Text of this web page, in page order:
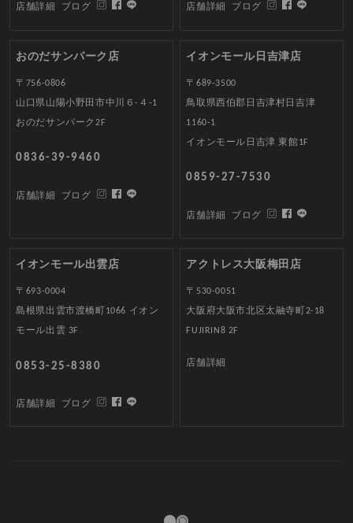
店舗詳細 ブログ 店舗詳細 ブログ
おのだサンパーク店
〒756-0806
山口県山陽小野田市中川６-４-1
おのだサンパーク2F
0836-39-9460
店舗詳細 ブログ
イオンモール日吉津店
〒689-3500
鳥取県西伯郡日吉津村日吉津
1160-1
イオンモール日吉津 東館1F
0859-27-7530
店舗詳細 ブログ
イオンモール出雲店
〒693-0004
島根県出雲市渡橋町1066 イオン
モール出雲 3F
0853-25-8380
店舗詳細 ブログ
アクトレス大阪梅田店
〒530-0051
大阪府大阪市北区太融寺町2-18
FUJIRIN8 2F
店舗詳細